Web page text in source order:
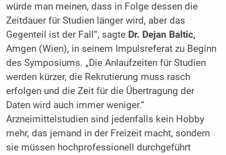
würde man meinen, dass in Folge dessen die
Zeitdauer für Studien länger wird, aber das
Gegenteil ist der Fall“, sagte Dr. Dejan Baltic,
Amgen (Wien), in seinem Impulsreferat zu Beginn
des Symposiums. „Die Anlaufzeiten für Studien
werden kürzer, die Rekrutierung muss rasch
erfolgen und die Zeit für die Übertragung der
Daten wird auch immer weniger.“
Arzneimittelstudien sind jedenfalls kein Hobby
mehr, das jemand in der Freizeit macht, sondern
sie müssen hochprofessionell durchgeführt